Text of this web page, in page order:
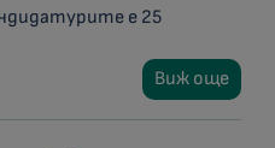
е 25
Виж още